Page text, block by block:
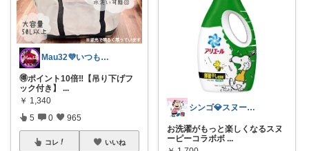
Mau32💜いつも有難うございます😊
🉐ポイント10倍‼️【吊り下げフ
ック付き】
...
￥ 1,340
5 0 965
コレ いいね
シンゴ💎スヌーピーで埋め尽くすワン🐶
お洗濯がもっと楽しくなるスヌ
ーピーコラボボ ...